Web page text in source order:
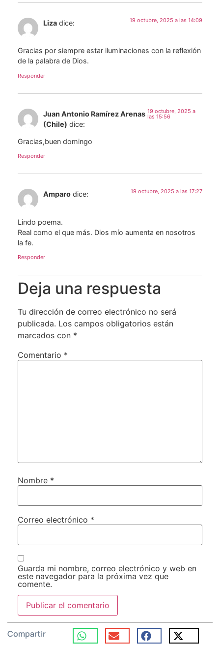
Liza dice: 19 octubre, 2025 a las 14:09
Gracias por siempre estar iluminaciones con la reflexión
de la palabra de Dios.
Responder
Juan Antonio Ramírez Arenas
(Chile) dice:
19 octubre, 2025 a
las 15:56
Gracias,buen domingo
Responder
Amparo dice: 19 octubre, 2025 a las 17:27
Lindo poema.
Real como el que más. Dios mío aumenta en nosotros
la fe.
Responder
Deja una respuesta
Tu dirección de correo electrónico no será
publicada. Los campos obligatorios están
marcados con *
Comentario *
Nombre *
Correo electrónico *
Guarda mi nombre, correo electrónico y web en
este navegador para la próxima vez que
comente.
Compartir